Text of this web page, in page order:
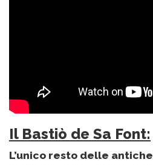
Il Bastiò de Sa Font:
L’unico resto delle